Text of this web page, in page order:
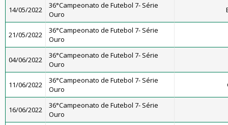
14/05/2022
36°Campeonato de Futebol 7- Série
Ouro
21/05/2022
36°Campeonato de Futebol 7- Série
Ouro
04/06/2022
36°Campeonato de Futebol 7- Série
Ouro
11/06/2022
36°Campeonato de Futebol 7- Série
Ouro
16/06/2022
36°Campeonato de Futebol 7- Série
Ouro